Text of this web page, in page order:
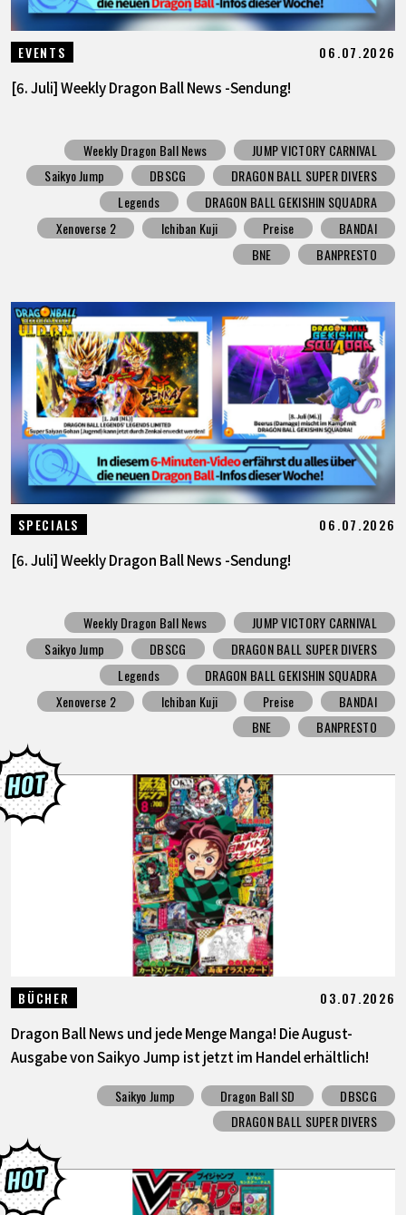
EVENTS 06.07.2026
[6. Juli] Weekly Dragon Ball News -Sendung!
Weekly Dragon Ball News
JUMP VICTORY CARNIVAL
Saikyo Jump
DBSCG
DRAGON BALL SUPER DIVERS
Legends
DRAGON BALL GEKISHIN SQUADRA
Xenoverse 2
Ichiban Kuji Preise
BANDAI
BNE
BANPRESTO
SPECIALS 06.07.2026
[6. Juli] Weekly Dragon Ball News -Sendung!
Weekly Dragon Ball News
JUMP VICTORY CARNIVAL
Saikyo Jump
DBSCG
DRAGON BALL SUPER DIVERS
Legends
DRAGON BALL GEKISHIN SQUADRA
Xenoverse 2
Ichiban Kuji Preise
BANDAI
BNE
BANPRESTO
BÜCHER 03.07.2026
Dragon Ball News und jede Menge Manga! Die August-
Ausgabe von Saikyo Jump ist jetzt im Handel erhältlich!
Saikyo Jump Dragon Ball SD
DBSCG
DRAGON BALL SUPER DIVERS